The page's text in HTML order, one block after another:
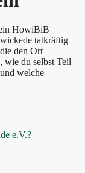
HowiBiB
tatkräftig
den Ort
wie du selbst Teil
welche
e.V.?